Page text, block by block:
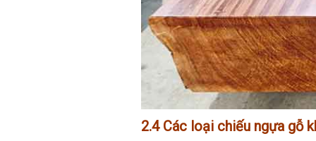
2.4 Các loại chiếu ngựa gỗ